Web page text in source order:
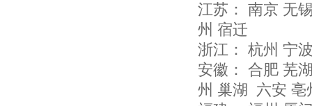
江苏： 南京 无
州 宿迁
浙江： 杭州 宁
安徽： 合肥 芜
州 巢湖 六安 亳